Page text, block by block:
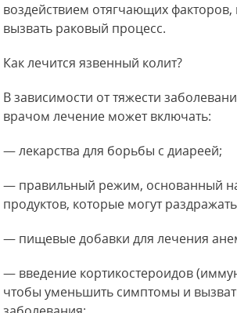
воздействием отягчающих факторов,
вызвать раковый процесс.
Как лечится язвенный колит?
В зависимости от тяжести
врачом лечение может включать:
— лекарства для борьбы с диареей;
— правильный режим, основанный
продуктов, которые могут
— пищевые добавки для лечения
— введение кортикостероидов
чтобы уменьшить симптомы и